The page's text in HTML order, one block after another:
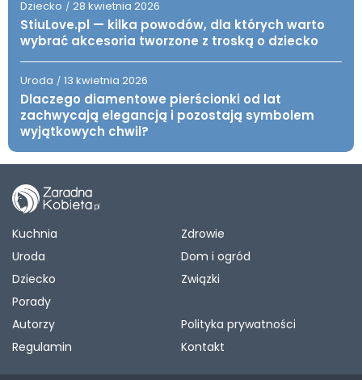
Dziecko / 28 kwietnia 2026
StiuLove.pl — kilka powodów, dla których warto
wybrać akcesoria tworzone z troską o dziecko
Uroda / 13 kwietnia 2026
Dlaczego diamentowe pierścionki od lat
zachwycają elegancją i pozostają symbolem
wyjątkowych chwil?
Kuchnia
Zdrowie
Uroda
Dom i ogród
Dziecko
Związki
Porady
Autorzy
Polityka prywatności
Regulamin
Kontakt